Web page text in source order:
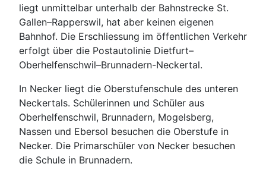
liegt unmittelbar unterhalb der Bahnstrecke St.
Gallen–Rapperswil, hat aber keinen eigenen
Bahnhof. Die Erschliessung im öffentlichen Verkehr
erfolgt über die Postautolinie Dietfurt–
Oberhelfenschwil–Brunnadern-Neckertal.
In Necker liegt die Oberstufenschule des unteren
Neckertals. Schülerinnen und Schüler aus
Oberhelfenschwil, Brunnadern, Mogelsberg,
Nassen und Ebersol besuchen die Oberstufe in
Necker. Die Primarschüler von Necker besuchen
die Schule in Brunnadern.